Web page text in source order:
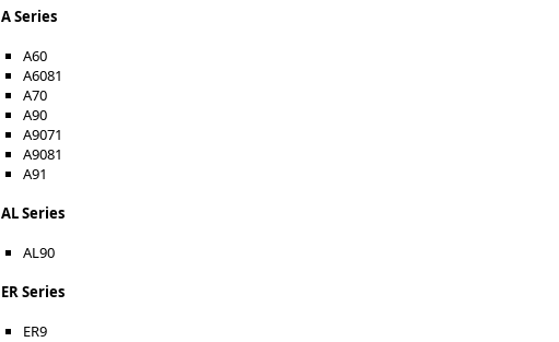
A Series
A60
A6081
A70
A90
A9071
A9081
A91
AL Series
AL90
ER Series
ER9